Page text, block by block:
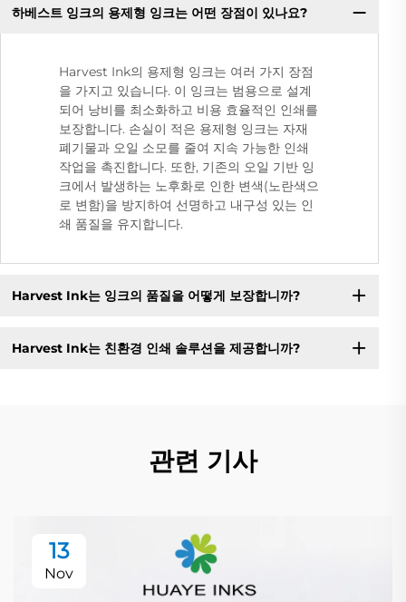
하베스트 잉크의 용제형 잉크는 어떤 장점이 있나요?
Harvest Ink의 용제형 잉크는 여러 가지 장점
을 가지고 있습니다. 이 잉크는 범용으로 설계
되어 낭비를 최소화하고 비용 효율적인 인쇄를
보장합니다. 손실이 적은 용제형 잉크는 자재
폐기물과 오일 소모를 줄여 지속 가능한 인쇄
작업을 촉진합니다. 또한, 기존의 오일 기반 잉
크에서 발생하는 노후화로 인한 변색(노란색으
로 변함)을 방지하여 선명하고 내구성 있는 인
쇄 품질을 유지합니다.
Harvest Ink는 잉크의 품질을 어떻게 보장합니까?
Harvest Ink는 친환경 인쇄 솔루션을 제공합니까?
관련 기사
13
Nov